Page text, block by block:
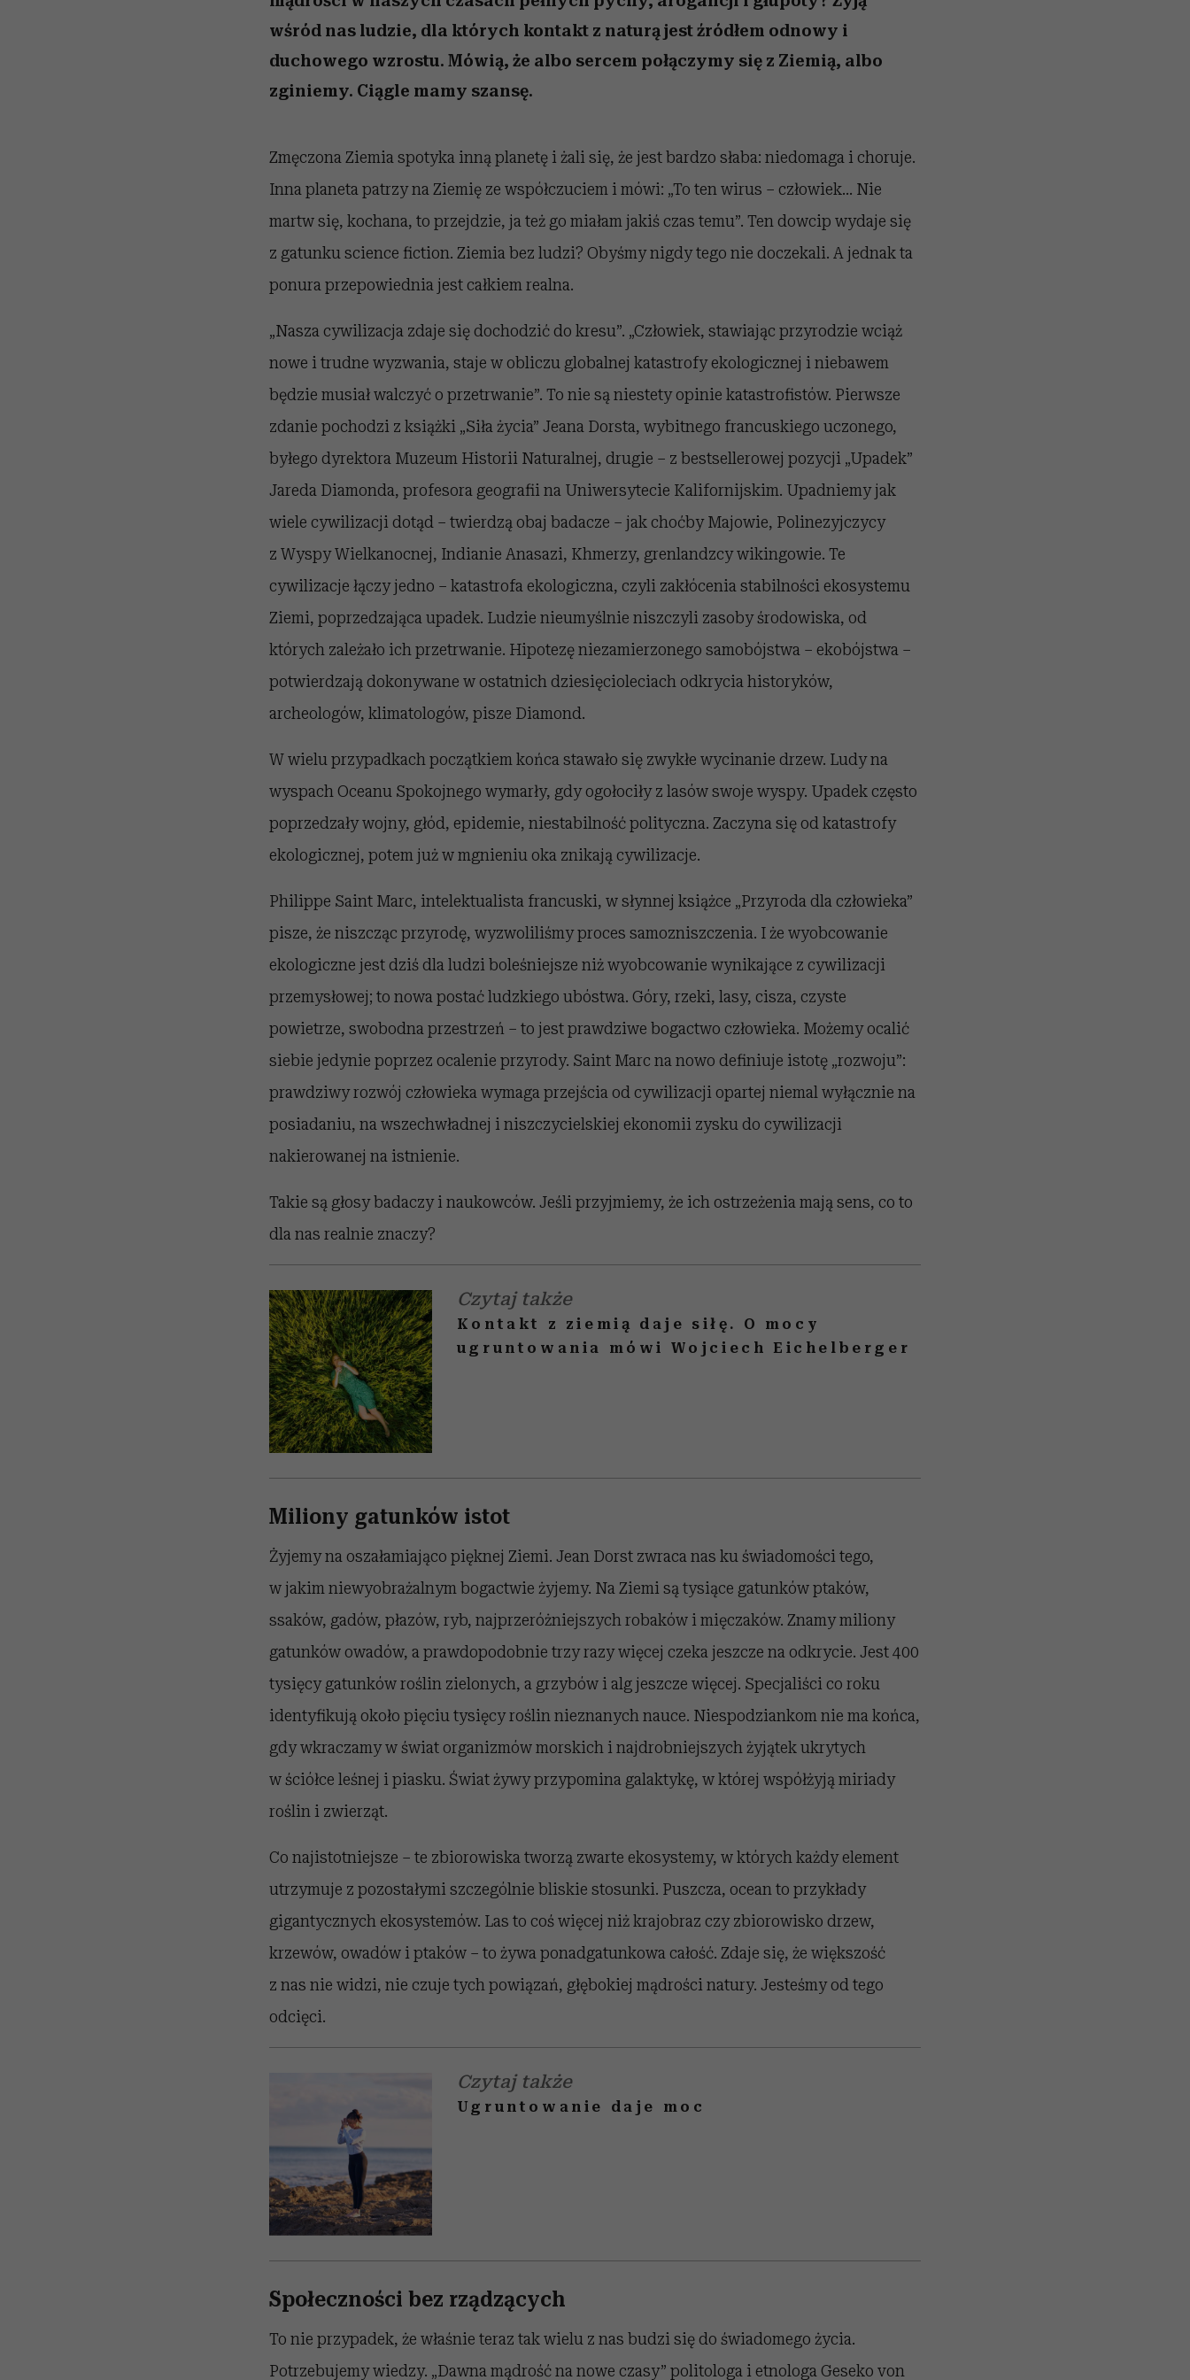
wśród nas ludzie, dla których kontakt z naturą jest źródłem odnowy i
duchowego wzrostu. Mówią, że albo sercem połączymy się z Ziemią, albo
zginiemy. Ciągle mamy szansę.
Zmęczona Ziemia spotyka inną planetę i żali się, że jest bardzo słaba: niedomaga i choruje.
Inna planeta patrzy na Ziemię ze współczuciem i mówi: „To ten wirus – człowiek… Nie
martw się, kochana, to przejdzie, ja też go miałam jakiś czas temu”. Ten dowcip wydaje się
z gatunku science fiction. Ziemia bez ludzi? Obyśmy nigdy tego nie doczekali. A jednak ta
ponura przepowiednia jest całkiem realna.
„Nasza cywilizacja zdaje się dochodzić do kresu”. „Człowiek, stawiając przyrodzie wciąż
nowe i trudne wyzwania, staje w obliczu globalnej katastrofy ekologicznej i niebawem
będzie musiał walczyć o przetrwanie”. To nie są niestety opinie katastrofistów. Pierwsze
zdanie pochodzi z książki „Siła życia” Jeana Dorsta, wybitnego francuskiego uczonego,
byłego dyrektora Muzeum Historii Naturalnej, drugie – z bestsellerowej pozycji „Upadek”
Jareda Diamonda, profesora geografii na Uniwersytecie Kalifornijskim. Upadniemy jak
wiele cywilizacji dotąd – twierdzą obaj badacze – jak choćby Majowie, Polinezyjczycy
z Wyspy Wielkanocnej, Indianie Anasazi, Khmerzy, grenlandzcy wikingowie. Te
cywilizacje łączy jedno – katastrofa ekologiczna, czyli zakłócenia stabilności ekosystemu
Ziemi, poprzedzająca upadek. Ludzie nieumyślnie niszczyli zasoby środowiska, od
których zależało ich przetrwanie. Hipotezę niezamierzonego samobójstwa – ekobójstwa –
potwierdzają dokonywane w ostatnich dziesięcioleciach odkrycia historyków,
archeologów, klimatologów, pisze Diamond.
W wielu przypadkach początkiem końca stawało się zwykłe wycinanie drzew. Ludy na
wyspach Oceanu Spokojnego wymarły, gdy ogołociły z lasów swoje wyspy. Upadek często
poprzedzały wojny, głód, epidemie, niestabilność polityczna. Zaczyna się od katastrofy
ekologicznej, potem już w mgnieniu oka znikają cywilizacje.
Philippe Saint Marc, intelektualista francuski, w słynnej książce „Przyroda dla człowieka”
pisze, że niszcząc przyrodę, wyzwoliliśmy proces samozniszczenia. I że wyobcowanie
ekologiczne jest dziś dla ludzi boleśniejsze niż wyobcowanie wynikające z cywilizacji
przemysłowej; to nowa postać ludzkiego ubóstwa. Góry, rzeki, lasy, cisza, czyste
powietrze, swobodna przestrzeń – to jest prawdziwe bogactwo człowieka. Możemy ocalić
siebie jedynie poprzez ocalenie przyrody. Saint Marc na nowo definiuje istotę „rozwoju”:
prawdziwy rozwój człowieka wymaga przejścia od cywilizacji opartej niemal wyłącznie na
posiadaniu, na wszechwładnej i niszczycielskiej ekonomii zysku do cywilizacji
nakierowanej na istnienie.
Takie są głosy badaczy i naukowców. Jeśli przyjmiemy, że ich ostrzeżenia mają sens, co to
dla nas realnie znaczy?
Czytaj także
Kontakt z ziemią daje siłę. O mocy
ugruntowania mówi Wojciech Eichelberger
Miliony gatunków istot
Żyjemy na oszałamiająco pięknej Ziemi. Jean Dorst zwraca nas ku świadomości tego,
w jakim niewyobrażalnym bogactwie żyjemy. Na Ziemi są tysiące gatunków ptaków,
ssaków, gadów, płazów, ryb, najprzeróżniejszych robaków i mięczaków. Znamy miliony
gatunków owadów, a prawdopodobnie trzy razy więcej czeka jeszcze na odkrycie. Jest 400
tysięcy gatunków roślin zielonych, a grzybów i alg jeszcze więcej. Specjaliści co roku
identyfikują około pięciu tysięcy roślin nieznanych nauce. Niespodziankom nie ma końca,
gdy wkraczamy w świat organizmów morskich i najdrobniejszych żyjątek ukrytych
w ściółce leśnej i piasku. Świat żywy przypomina galaktykę, w której współżyją miriady
roślin i zwierząt.
Co najistotniejsze – te zbiorowiska tworzą zwarte ekosystemy, w których każdy element
utrzymuje z pozostałymi szczególnie bliskie stosunki. Puszcza, ocean to przykłady
gigantycznych ekosystemów. Las to coś więcej niż krajobraz czy zbiorowisko drzew,
krzewów, owadów i ptaków – to żywa ponadgatunkowa całość. Zdaje się, że większość
z nas nie widzi, nie czuje tych powiązań, głębokiej mądrości natury. Jesteśmy od tego
odcięci.
Czytaj także
Ugruntowanie daje moc
Społeczności bez rządzących
To nie przypadek, że właśnie teraz tak wielu z nas budzi się do świadomego życia.
Potrzebujemy wiedzy. „Dawna mądrość na nowe czasy” politologa i etnologa Geseko von